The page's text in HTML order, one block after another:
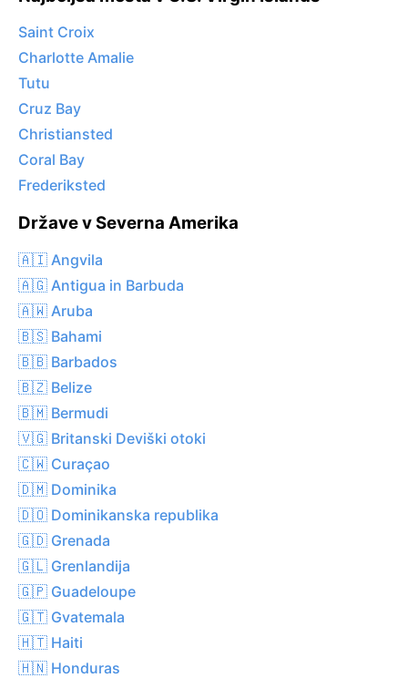
Saint Croix
Charlotte Amalie
Tutu
Cruz Bay
Christiansted
Coral Bay
Frederiksted
Države v Severna Amerika
🇦🇮 Angvila
🇦🇬 Antigua in Barbuda
🇦🇼 Aruba
🇧🇸 Bahami
🇧🇧 Barbados
🇧🇿 Belize
🇧🇲 Bermudi
🇻🇬 Britanski Deviški otoki
🇨🇼 Curaçao
🇩🇲 Dominika
🇩🇴 Dominikanska republika
🇬🇩 Grenada
🇬🇱 Grenlandija
🇬🇵 Guadeloupe
🇬🇹 Gvatemala
🇭🇹 Haiti
🇭🇳 Honduras